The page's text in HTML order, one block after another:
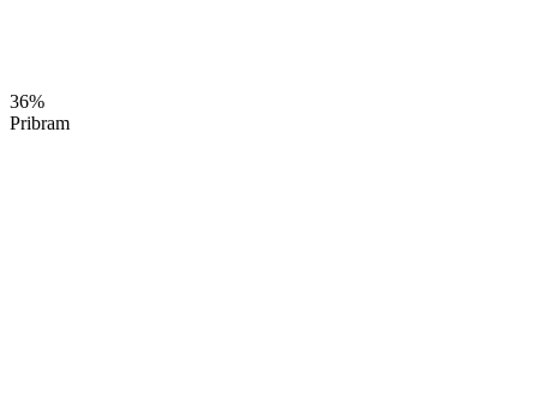
36%
Pribram